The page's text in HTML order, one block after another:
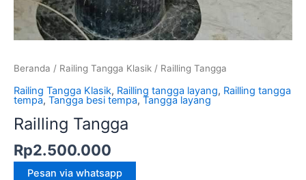
Beranda / Railing Tangga Klasik / Railling Tangga
Railing Tangga Klasik, Railling tangga layang, Railling tangga
tempa, Tangga besi tempa, Tangga layang
Railling Tangga
Rp2.500.000
Pesan via whatsapp